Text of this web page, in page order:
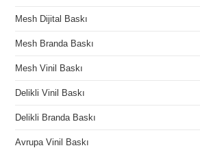
Mesh Dijital Baskı
Mesh Branda Baskı
Mesh Vinil Baskı
Delikli Vinil Baskı
Delikli Branda Baskı
Avrupa Vinil Baskı